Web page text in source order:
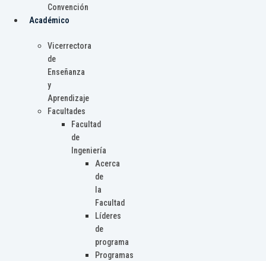
Convención
Académico
Vicerrectora
de
Enseñanza
y
Aprendizaje
Facultades
Facultad
de
Ingeniería
Acerca
de
la
Facultad
Líderes
de
programa
Programas